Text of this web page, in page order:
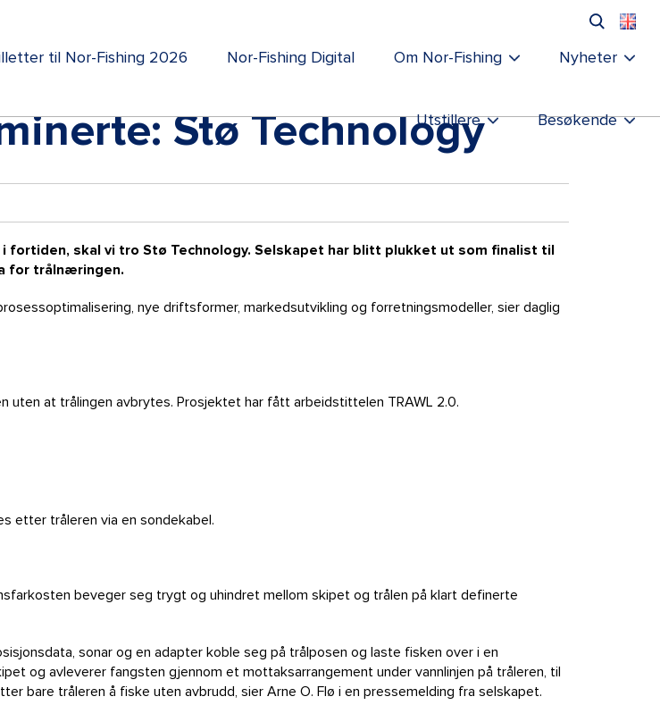
til Nor-Fishing 2026 Nor-Fishing Digital Om Nor-Fishing Nyheter
Utstillere Besøkende
Stø Technology
skal vi tro Stø Technology. Selskapet har blitt plukket ut som finalist til
for trålnæringen.
nye driftsformer, markedsutvikling og forretningsmodeller, sier daglig
at trålingen avbrytes. Prosjektet har fått arbeidstittelen TRAWL 2.0.
etter tråleren via en sondekabel.
beveger seg trygt og uhindret mellom skipet og trålen på klart definerte
sonar og en adapter koble seg på trålposen og laste fisken over i en
og avleverer fangsten gjennom et mottaksarrangement under vannlinjen på tråleren, til
bare tråleren å fiske uten avbrudd, sier Arne O. Flø i en pressemelding fra selskapet.